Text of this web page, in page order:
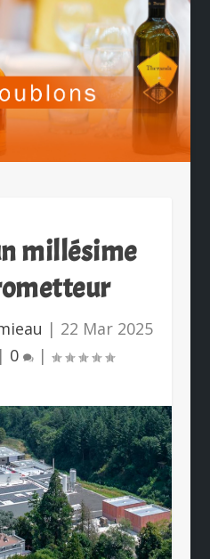
millésime
| 22 Mar 2025
| 0 |